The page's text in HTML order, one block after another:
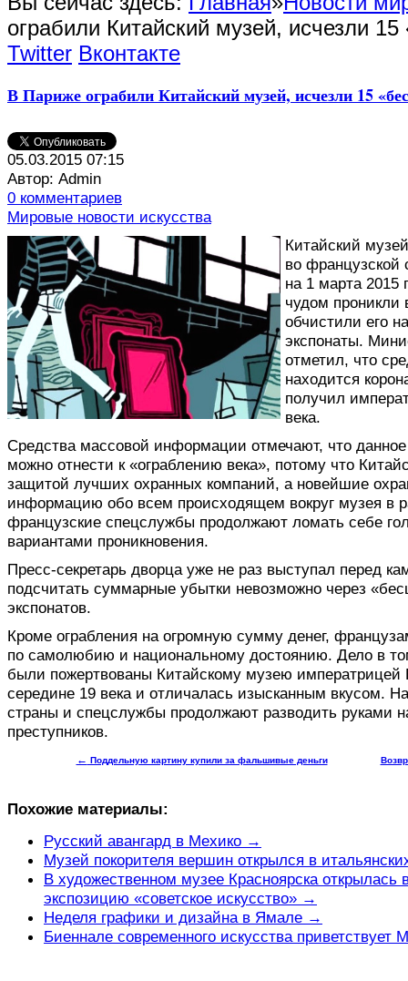
ограбили Китайский музей, исчезли
Twitter Вконтакте
В Париже ограбили Китайский музей, исчезли 15
05.03.2015 07:15
Автор: Admin
0 комментариев
Мировые новости искусства
Китайский
во французской
на 1 марта 2015
чудом
обчистили его
экспонаты.
отметил, что
находится
получил
века.
Средства массовой информации отмечают, что
можно отнести к «ограблению века», потому что
защитой лучших охранных компаний, а новейшие
информацию обо всем происходящем вокруг музея в
французские спецслужбы продолжают ломать себе
вариантами проникновения.
Пресс-секретарь дворца уже не раз выступал перед
подсчитать суммарные убытки невозможно через
экспонатов.
Кроме ограбления на огромную сумму денег,
по самолюбию и национальному достоянию. Дело в
были пожертвованы Китайскому музею императрицей
середине 19 века и отличалась изысканным вкусом.
страны и спецслужбы продолжают разводить руками
преступников.
← Поддельную картину купили за фальшивые деньги
Похожие материалы:
Русский авангард в Мехико →
Музей покорителя вершин открылся в
В художественном музее Красноярска
экспозицию «советское искусство» →
Неделя графики и дизайна в Ямале →
Биеннале современного искусства